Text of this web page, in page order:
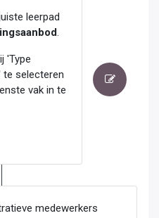
leerpad
'Type
te selecteren
vak in te
medewerkers